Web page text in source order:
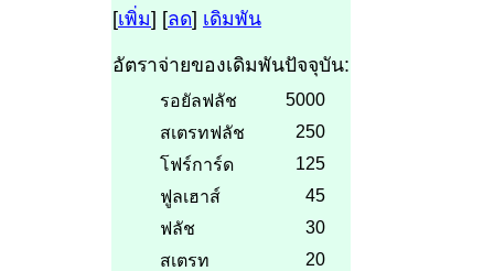
[เพิ่ม] [ลด] เดิมพัน
อัตราจ่ายของเดิมพันปัจจุบัน:
รอยัลฟลัช
5000
สเตรทฟลัช
250
โฟร์การ์ด
125
ฟูลเฮาส์
45
ฟลัช
30
สเตรท
20